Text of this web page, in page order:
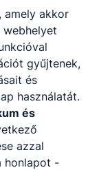
amely akkor
webhelyet
gyűjtenek,
és
használatát.
és
azzal
honlapot -